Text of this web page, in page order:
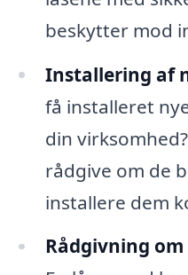
beskytter mod
Installering af
få installeret
din
rådgive om de
installere dem
Rådgivning